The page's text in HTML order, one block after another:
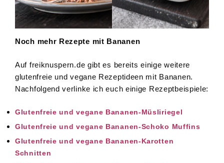
Noch mehr Rezepte mit Bananen
Auf freiknuspern.de gibt es bereits einige weitere
glutenfreie und vegane Rezeptideen mit Bananen.
Nachfolgend verlinke ich euch einige Rezeptbeispiele:
Glutenfreie und vegane Bananen-Müsliriegel
Glutenfreie und vegane Bananen-Schoko Muffins
Glutenfreie und vegane Bananen-Karotten
Schnitten